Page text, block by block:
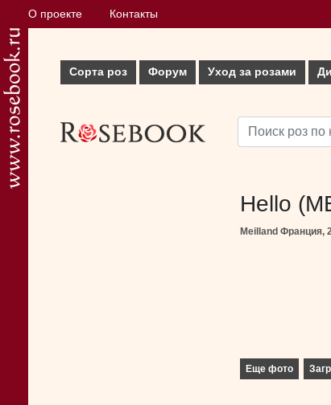
О проекте Контакты
Сорта роз Форум Уход за розами
Hello
Meilland Франция,
Еще фото